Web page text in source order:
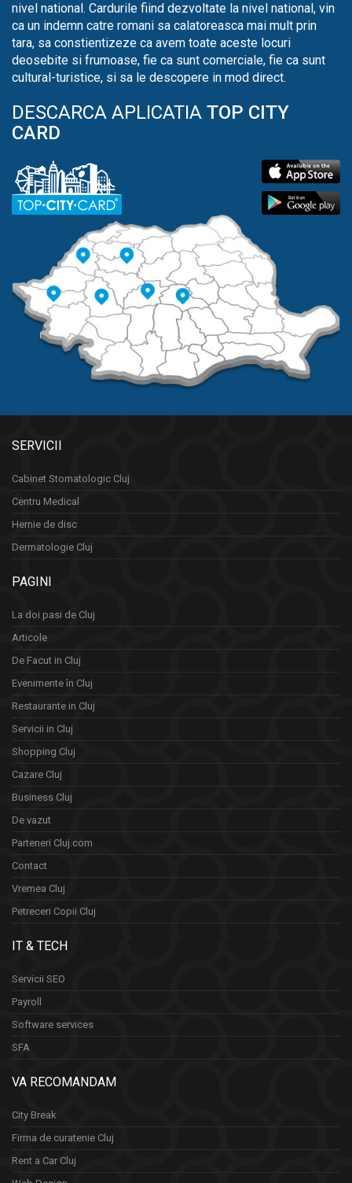
nivel national. Cardurile fiind dezvoltate la nivel national, vin
ca un indemn catre romani sa calatoreasca mai mult prin
tara, sa constientizeze ca avem toate aceste locuri
deosebite si frumoase, fie ca sunt comerciale, fie ca sunt
cultural-turistice, si sa le descopere in mod direct.
DESCARCA APLICATIA TOP CITY
CARD
SERVICII
Cabinet Stomatologic Cluj
Centru Medical
Hernie de disc
Dermatologie Cluj
PAGINI
La doi pasi de Cluj
Articole
De Facut in Cluj
Evenimente în Cluj
Restaurante in Cluj
Servicii in Cluj
Shopping Cluj
Cazare Cluj
Business Cluj
De vazut
Parteneri Cluj.com
Contact
Vremea Cluj
Petreceri Copii Cluj
IT & TECH
Servicii SEO
Payroll
Software services
SFA
VA RECOMANDAM
City Break
Firma de curatenie Cluj
Rent a Car Cluj